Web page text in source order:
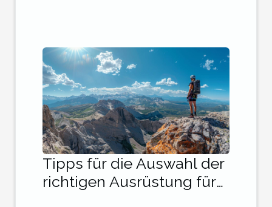
Tipps für die Auswahl der
richtigen Ausrüstung für